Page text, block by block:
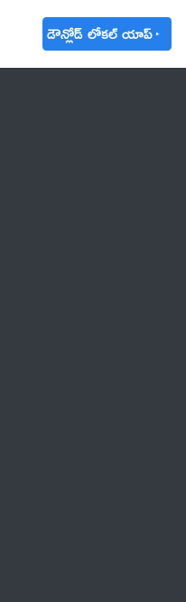
డౌన్లోడ్ లోకల్ యాప్